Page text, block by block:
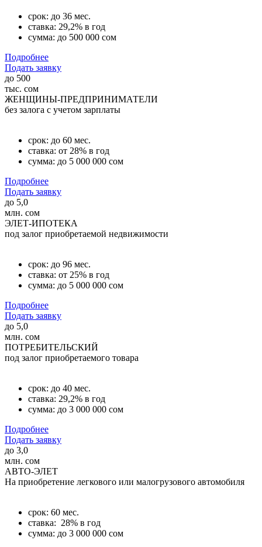
срок: до 36 мес.
ставка: 29,2% в год
сумма: до 500 000 сом
Подробнее
Подать заявку
до 500
тыс. сом
ЖЕНЩИНЫ-ПРЕДПРИНИМАТЕЛИ
без залога с учетом зарплаты
срок: до 60 мес.
ставка: от 28% в год
сумма: до 5 000 000 сом
Подробнее
Подать заявку
до 5,0
млн. сом
ЭЛЕТ-ИПОТЕКА
под залог приобретаемой недвижимости
срок: до 96 мес.
ставка: от 25% в год
сумма: до 5 000 000 сом
Подробнее
Подать заявку
до 5,0
млн. сом
ПОТРЕБИТЕЛЬСКИЙ
под залог приобретаемого товара
срок: до 40 мес.
ставка: 29,2% в год
сумма: до 3 000 000 сом
Подробнее
Подать заявку
до 3,0
млн. сом
АВТО-ЭЛЕТ
На приобретение легкового или малогрузового автомобиля
срок: 60 мес.
ставка: 28% в год
сумма: до 3 000 000 сом